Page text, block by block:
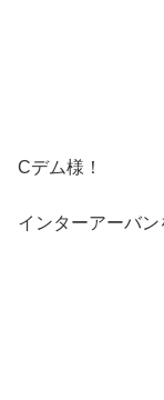
Cデム様！
インターアーバン